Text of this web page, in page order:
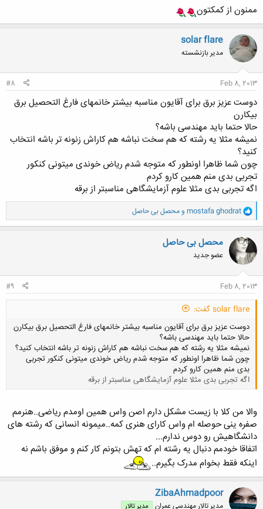
ممنون از کمکتون
solar flare
مدیر بازنشسته
Feb 8, 2013
#8
دوست عزیز برق برای آقایون مناسبه بیشتر خانمهای فارغ التحصیل برق
بیکارن
حالا حتما باید مهندسی باشه؟
نمیشه مثلا یه رشته که هم سخت نباشه هم کاراش زنونه تر باشه انتخاب
کنید؟
چون شما ظاهرا اونطور که متوجه شدم ریاض خوندی میتونی کنکور
تجربی بدی منم همین کارو کردم
اگه تجربی بدی مثلا علوم آزمایشگاهی مناسبتر از برقه
و
ا
ک
ن
ش
ه
ا
mostafa ghodrat ومحصل بی حاصل
محصل بی حاصل
عضو جدید
Feb 8, 2013
#9
solar flare گفت:
دوست عزیز برق برای آقایون مناسبه بیشتر خانمهای فارغ التحصیل برق بیکارن
حالا حتما باید مهندسی باشه؟
نمیشه مثلا یه رشته که هم سخت نباشه هم کاراش زنونه تر باشه انتخاب کنید؟
چون شما ظاهرا اونطور که متوجه شدم ریاض خوندی میتونی کنکور تجربی
بدی منم همین کارو کردم
اگه تجربی بدی مثلا علوم آزمایشگاهی مناسبتر از برقه
کلیک کنید تا باز شود...
والا من کلا با زیست مشکل دارم اصن واس همین اومدم ریاضی..هنرمم
صفره ینی حوصله ام واس کارای هنری کمه..میمونه انسانی که رشته های
دانشگاهیش رو دوس ندارم...
اتفاقا خودمم دنبال یه رشته ام که تهش بتونم کار کنم و موفق باشم نه
اینکه فقط بخوام مدرک بگیرم..
ZibaAhmadpoor
مدیر تالار مهندسی عمران مدیر تالار